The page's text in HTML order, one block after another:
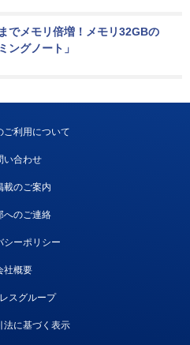
でメモリ倍増！メモリ32GBの
ングノート」
ご利用について
い合わせ
載のご案内
へのご連絡
シーポリシー
社概要
スグループ
法に基づく表示